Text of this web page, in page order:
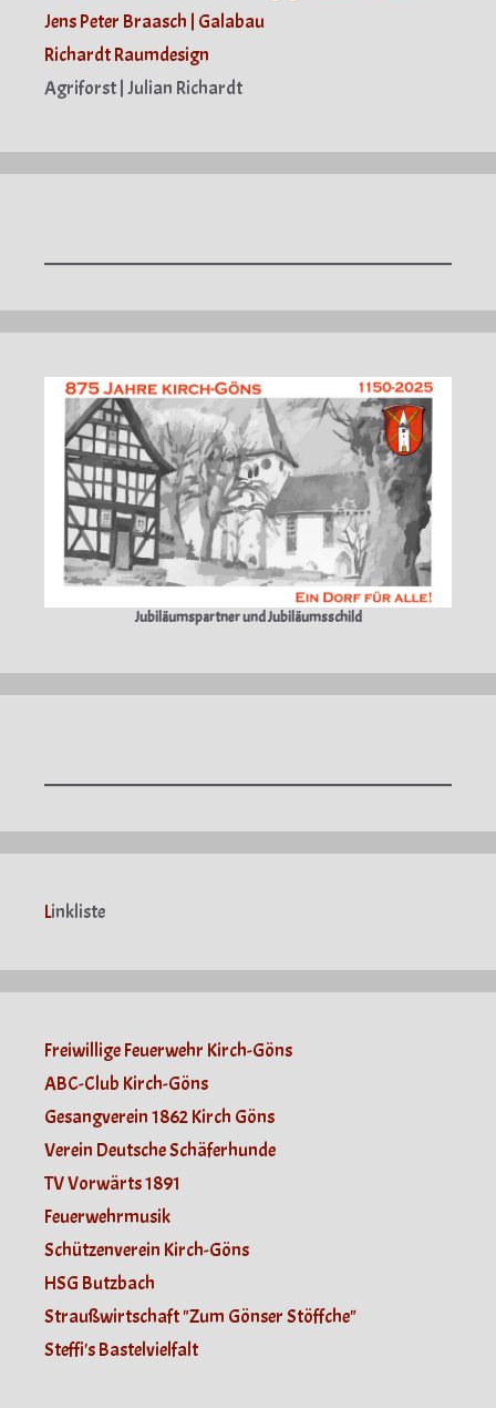
Jens Peter Braasch | Galabau
Richardt Raumdesign
Agriforst | Julian Richardt
Jubiläumspartner und Jubiläumsschild
Linkliste
Freiwillige Feuerwehr Kirch-Göns
ABC-Club Kirch-Göns
Gesangverein 1862 Kirch Göns
Verein Deutsche Schäferhunde
TV Vorwärts 1891
Feuerwehrmusik
Schützenverein Kirch-Göns
HSG Butzbach
Straußwirtschaft "Zum Gönser Stöffche"
Steffi's Bastelvielfalt